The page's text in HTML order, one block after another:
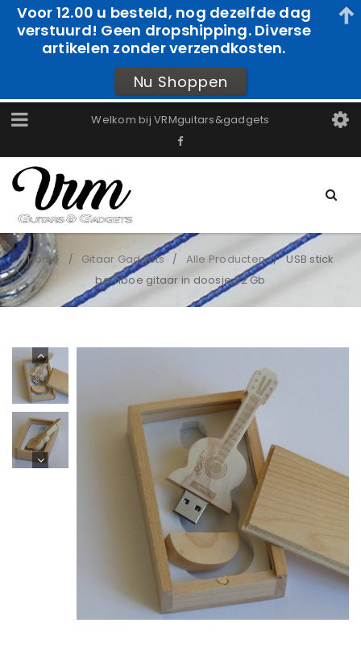
Welkom bij VRMguitars&gadgets
Home / Gitaar Gadgets / Alle Producten /
USB stick
bamboe gitaar in doosje 32 Gb
Voor 12.00 u besteld, nog dezelfde dag
verstuurd! Geen dropshipping. Diverse
artikelen zonder verzendkosten.
Nu Shoppen